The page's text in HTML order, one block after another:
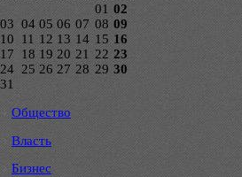
01 02
03 04 05 06 07 08 09
10
11 12 13 14 15 16
17
18 19 20 21 22 23
24 25 26 27 28 29 30
31
Общество
Власть
Бизнес